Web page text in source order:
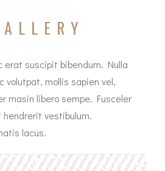
erat suscipit bibendum. Nulla
volutpat, mollis sapien vel,
masin libero sempe. Fusceler
vestibulum.
lacus.